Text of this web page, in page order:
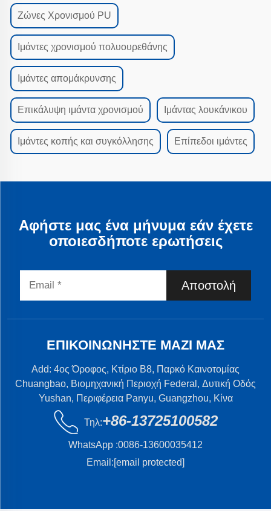
Ζώνες Χρονισμού PU
Ιμάντες χρονισμού πολυουρεθάνης
Ιμάντες απομάκρυνσης
Επικάλυψη ιμάντα χρονισμού Ιμάντας λουκάνικου
Ιμάντες κοπής και συγκόλλησης Επίπεδοι ιμάντες
Αφήστε μας ένα μήνυμα εάν έχετε
οποιεσδήποτε ερωτήσεις
Αποστολή
ΕΠΙΚΟΙΝΩΝΉΣΤΕ ΜΑΖΊ ΜΑΣ
Add: 4ος Όροφος, Κτίριο B8, Παρκό Καινοτομίας
Chuangbao, Βιομηχανική Περιοχή Federal, Δυτική Οδός
Yushan, Περιφέρεια Panyu, Guangzhou, Κίνα
Τηλ:+86-13725100582
WhatsApp :0086-13600035412
Email:[email protected]